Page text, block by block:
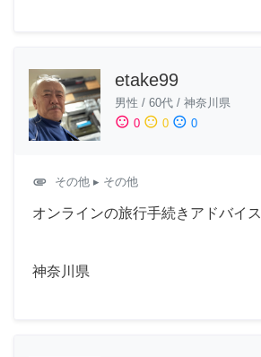
etake99
男性 / 60代 / 神奈川県
sentiment_satisfied 0 sentiment_neutral 0 sentiment_dissatisfied 0
attachment その他 ▸ その他
オンラインの旅行手続きアドバイス
神奈川県